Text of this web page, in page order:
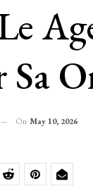
On May 10, 2026